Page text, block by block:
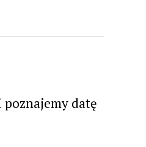
poznajemy datę